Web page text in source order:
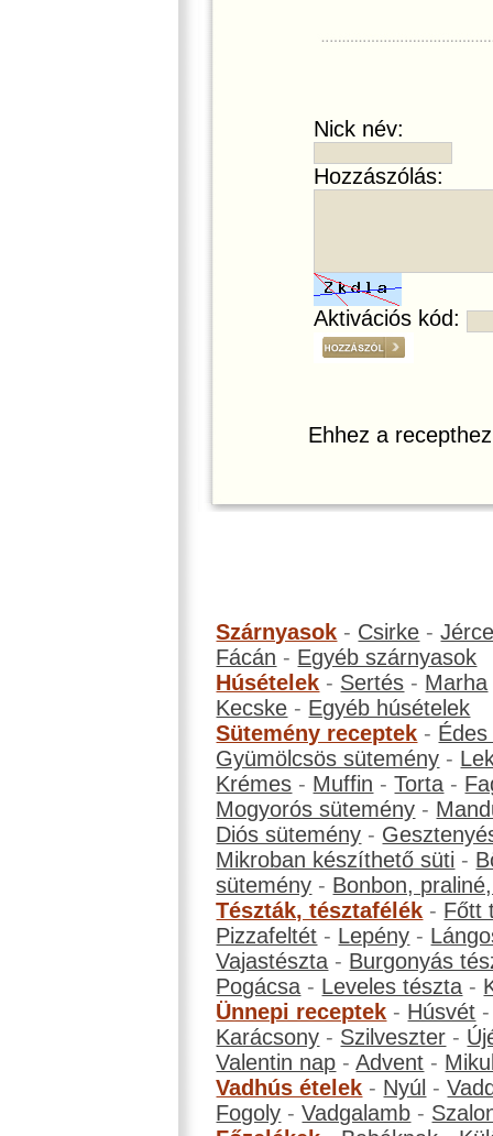
Nick név:
Hozzászólás:
Aktivációs kód:
Ehhez a
Szárnyasok - Csirke -
Fácán - Egyéb szárnyasok
Húsételek - Sertés - Marha
Kecske - Egyéb húsételek
Sütemény receptek -
Gyümölcsös sütemény -
Krémes - Muffin -Torta -
Mogyorós sütemény -
Diós sütemény -
Mikroban készíthető süti -
sütemény - Bonbon,
Tészták, tésztafélék - Főtt
Pizzafeltét - Lepény -
Vajastészta - Burgonyás
Pogácsa - Leveles tészta -
Ünnepi receptek - Húsvét
Karácsony - Szilveszter -
Valentin nap -Advent -
Vadhús ételek - Nyúl -
Fogoly -Vadgalamb -